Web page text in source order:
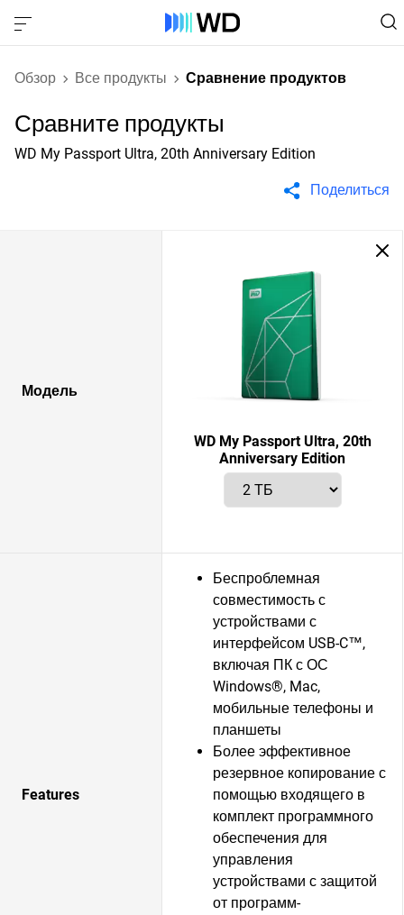
Обзор Все продукты Сравнение продуктов
Сравните продукты
WD My Passport Ultra, 20th Anniversary Edition
Поделиться
Модель
WD My Passport Ultra, 20th
Anniversary Edition
Features
Беспроблемная
совместимость с
устройствами с
интерфейсом USB-C™,
включая ПК с ОС
Windows®, Mac,
мобильные телефоны и
планшеты
Более эффективное
резервное копирование с
помощью входящего в
комплект программного
обеспечения для
управления
устройствами с защитой
от программ-